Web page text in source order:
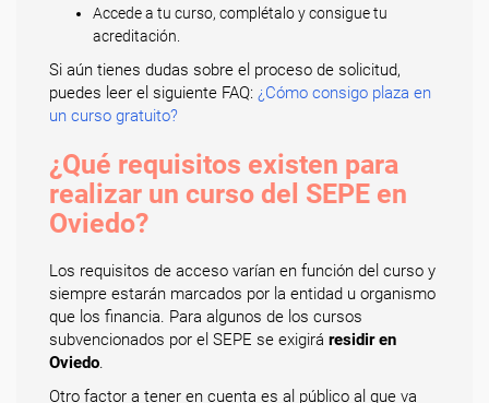
Accede a tu curso, complétalo y consigue tu
acreditación.
Si aún tienes dudas sobre el proceso de solicitud,
puedes leer el siguiente FAQ: ¿Cómo consigo plaza en
un curso gratuito?
¿Qué requisitos existen para
realizar un curso del SEPE en
Oviedo?
Los requisitos de acceso varían en función del curso y
siempre estarán marcados por la entidad u organismo
que los financia. Para algunos de los cursos
subvencionados por el SEPE se exigirá residir en
Oviedo.
Otro factor a tener en cuenta es al público al que va